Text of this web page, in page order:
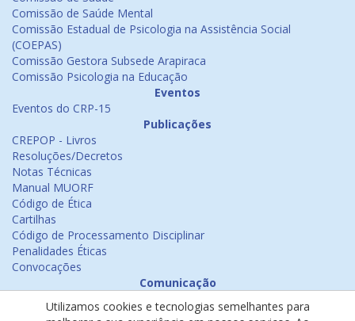
Comissão de Saúde Mental
Comissão Estadual de Psicologia na Assistência Social
(COEPAS)
Comissão Gestora Subsede Arapiraca
Comissão Psicologia na Educação
Eventos
Eventos do CRP-15
Publicações
CREPOP - Livros
Resoluções/Decretos
Notas Técnicas
Manual MUORF
Código de Ética
Cartilhas
Código de Processamento Disciplinar
Penalidades Éticas
Convocações
Comunicação
Emissão de Certificados
Utilizamos cookies e tecnologias semelhantes para